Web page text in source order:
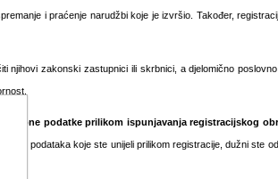
i praćenje narudžbi koje je izvršio. Također,
zakonski zastupnici ili skrbnici, a djelomično
podatke prilikom ispunjavanja registracijskog
podataka koje ste unijeli prilikom registracije, dužni ste